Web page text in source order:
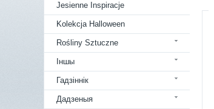
Jesienne Inspiracje
Kolekcja Halloween
Rośliny Sztuczne
Іншы
Гадзіннік
Дадзеныя